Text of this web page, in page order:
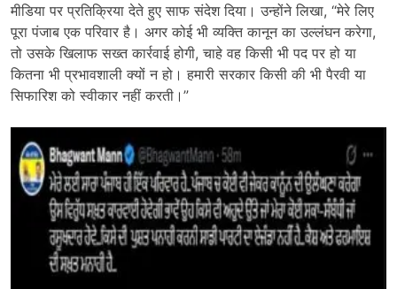
मीडियापरप्रतिक्रियादेतेहुएसाफसंदेशदिया।उन्होंनेलिखा, “मेरेलिए
पूरापंजाबएकपरिवारहै। अगरकोई भीव्यक्तिकानूनकाउल्लंघनकरेगा,
तोउसकेखिलाफसख्तकार्रवाईहोगी,चाहेवहकिसी भीपदपरहोया
कितना भीप्रभावशालीक्योंनहो।हमारीसरकारकिसीकी भीपैरवीया
सिफारिशकोस्वीकारनहींकरती।”